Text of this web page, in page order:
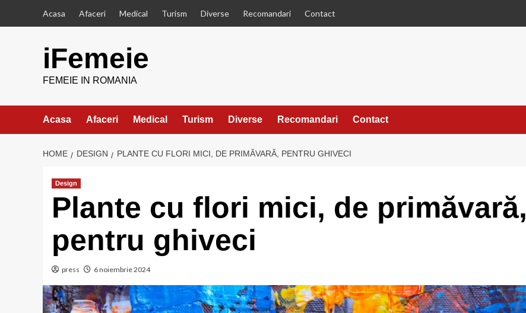
Acasa Afaceri Medical Turism Diverse Recomandari Contact
iFemeie
FEMEIE IN ROMANIA
Acasa Afaceri Medical Turism Diverse Recomandari Contact
HOME DESIGN PLANTE CU FLORI MICI, DE PRIMĂVARĂ, PENTRU GHIVECI
Design
Plante cu flori mici, de primăvară,
pentru ghiveci
press 6 noiembrie 2024